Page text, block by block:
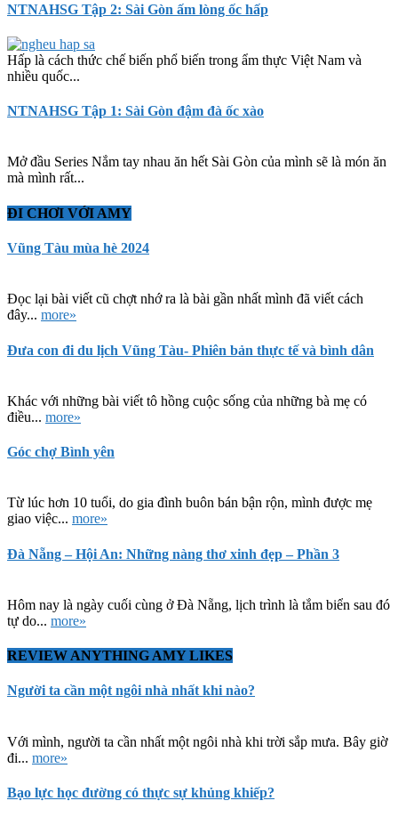
NTNAHSG Tập 2: Sài Gòn ấm lòng ốc hấp
Hấp là cách thức chế biến phổ biến trong ẩm thực Việt Nam và
nhiều quốc...
NTNAHSG Tập 1: Sài Gòn đậm đà ốc xào
Mở đầu Series Nắm tay nhau ăn hết Sài Gòn của mình sẽ là món ăn
mà mình rất...
ĐI CHƠI VỚI AMY
Vũng Tàu mùa hè 2024
Đọc lại bài viết cũ chợt nhớ ra là bài gần nhất mình đã viết cách
đây... more»
Đưa con đi du lịch Vũng Tàu- Phiên bản thực tế và bình dân
Khác với những bài viết tô hồng cuộc sống của những bà mẹ có
điều... more»
Góc chợ Bình yên
Từ lúc hơn 10 tuổi, do gia đình buôn bán bận rộn, mình được mẹ
giao việc... more»
Đà Nẵng – Hội An: Những nàng thơ xinh đẹp – Phần 3
Hôm nay là ngày cuối cùng ở Đà Nẵng, lịch trình là tắm biển sau đó
tự do... more»
REVIEW ANYTHING AMY LIKES
Người ta cần một ngôi nhà nhất khi nào?
Với mình, người ta cần nhất một ngôi nhà khi trời sắp mưa. Bây giờ
đi... more»
Bạo lực học đường có thực sự khủng khiếp?